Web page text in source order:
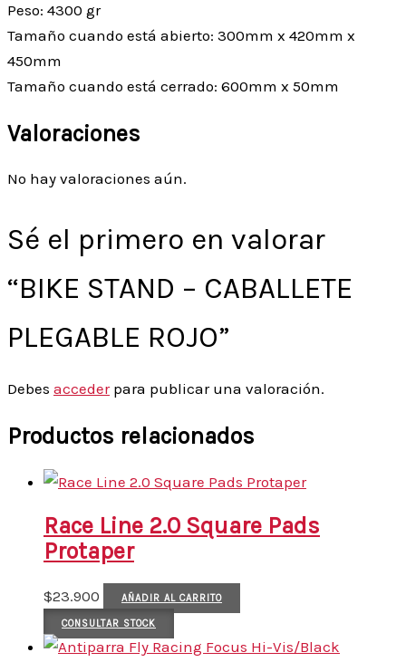
Peso: 4300 gr
Tamaño cuando está abierto: 300mm x 420mm x
450mm
Tamaño cuando está cerrado: 600mm x 50mm
Valoraciones
No hay valoraciones aún.
Sé el primero en valorar
“BIKE STAND – CABALLETE
PLEGABLE ROJO”
Debes accederpara publicar una valoración.
Productos relacionados
Race Line 2.0 Square Pads
Protaper
$23.900 AÑADIR AL CARRITO
CONSULTAR STOCK